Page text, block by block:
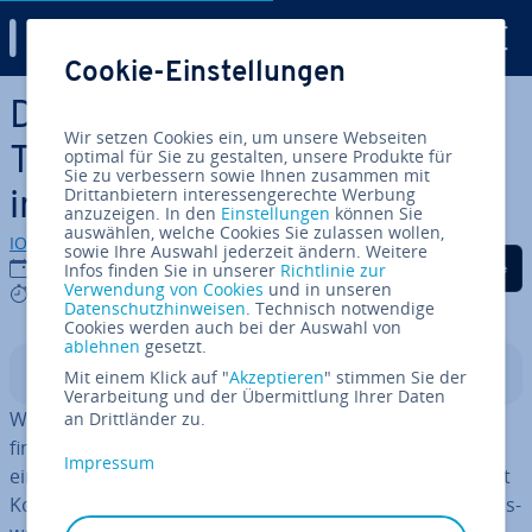
Zum Haupt­in­halt springen
Das DISG-Modell: Ver­al­te­ter
Test oder wirksames Ar­beits­
in­stru­ment?
IONOS Redaktion
22.05.2023
6 mins
Auf Facebook teilen
Auf Twitter teilen
Auf LinkedIn
In­halts­ver­zeich­nis
Wie erkennt man dieSoft Skills
findet man heraus, ob diese sich später gut ins Team
einfügen, ob sie den Vertrieb ankurbeln oder wie sie mit
Kon­flik­ten umgehen? Oft hilft dabei schon das ver­gleichs­
Cookie-Einstellungen
Wir setzen Cookies ein, um unsere Webseiten
optimal für Sie zu gestalten, unsere Produkte für
Sie zu verbessern sowie Ihnen zusammen mit
Drittanbietern interessengerechte Werbung
anzuzeigen. In den Einstellungen können Sie
auswählen, welche Cookies Sie zulassen wollen,
sowie Ihre Auswahl jederzeit ändern. Weitere
Infos finden Sie in unserer Richtlinie zur
Verwendung von Cookies und in unseren
Datenschutzhinweisen. Technisch notwendige
Cookies werden auch bei der Auswahl von
ablehnen gesetzt.
Mit einem Klick auf "Akzeptieren" stimmen Sie der
Verarbeitung und der Übermittlung Ihrer Daten
an Drittländer zu.
Impressum